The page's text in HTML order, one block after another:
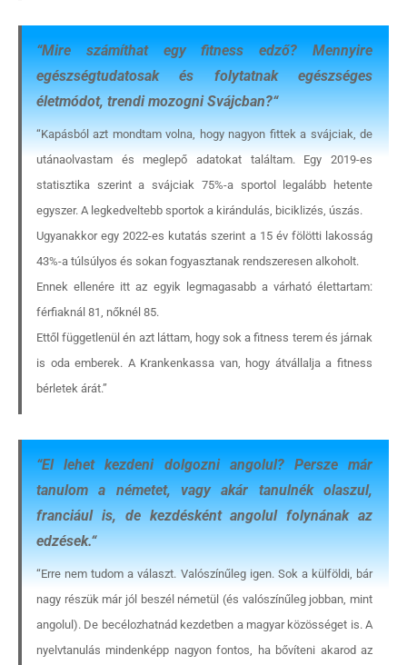
“Mire számíthat egy fitness edző? Mennyire
egészségtudatosak és folytatnak egészséges
életmódot, trendi mozogni Svájcban?“
“Kapásból azt mondtam volna, hogy nagyon fittek a svájciak, de
utánaolvastam és meglepő adatokat találtam. Egy 2019-es
statisztika szerint a svájciak 75%-a sportol legalább hetente
egyszer. A legkedveltebb sportok a kirándulás, biciklizés, úszás.
Ugyanakkor egy 2022-es kutatás szerint a 15 év fölötti lakosság
43%-a túlsúlyos és sokan fogyasztanak rendszeresen alkoholt.
Ennek ellenére itt az egyik legmagasabb a várható élettartam:
férfiaknál 81, nőknél 85.
Ettől függetlenül én azt láttam, hogy sok a fitness terem és járnak
is oda emberek. A Krankenkassa van, hogy átvállalja a fitness
bérletek árát.”
“El lehet kezdeni dolgozni angolul? Persze már
tanulom a németet, vagy akár tanulnék olaszul,
franciául is, de kezdésként angolul folynának az
edzések.“
“Erre nem tudom a választ. Valószínűleg igen. Sok a külföldi, bár
nagy részük már jól beszél németül (és valószínűleg jobban, mint
angolul). De becélozhatnád kezdetben a magyar közösséget is. A
nyelvtanulás mindenképp nagyon fontos, ha bővíteni akarod az